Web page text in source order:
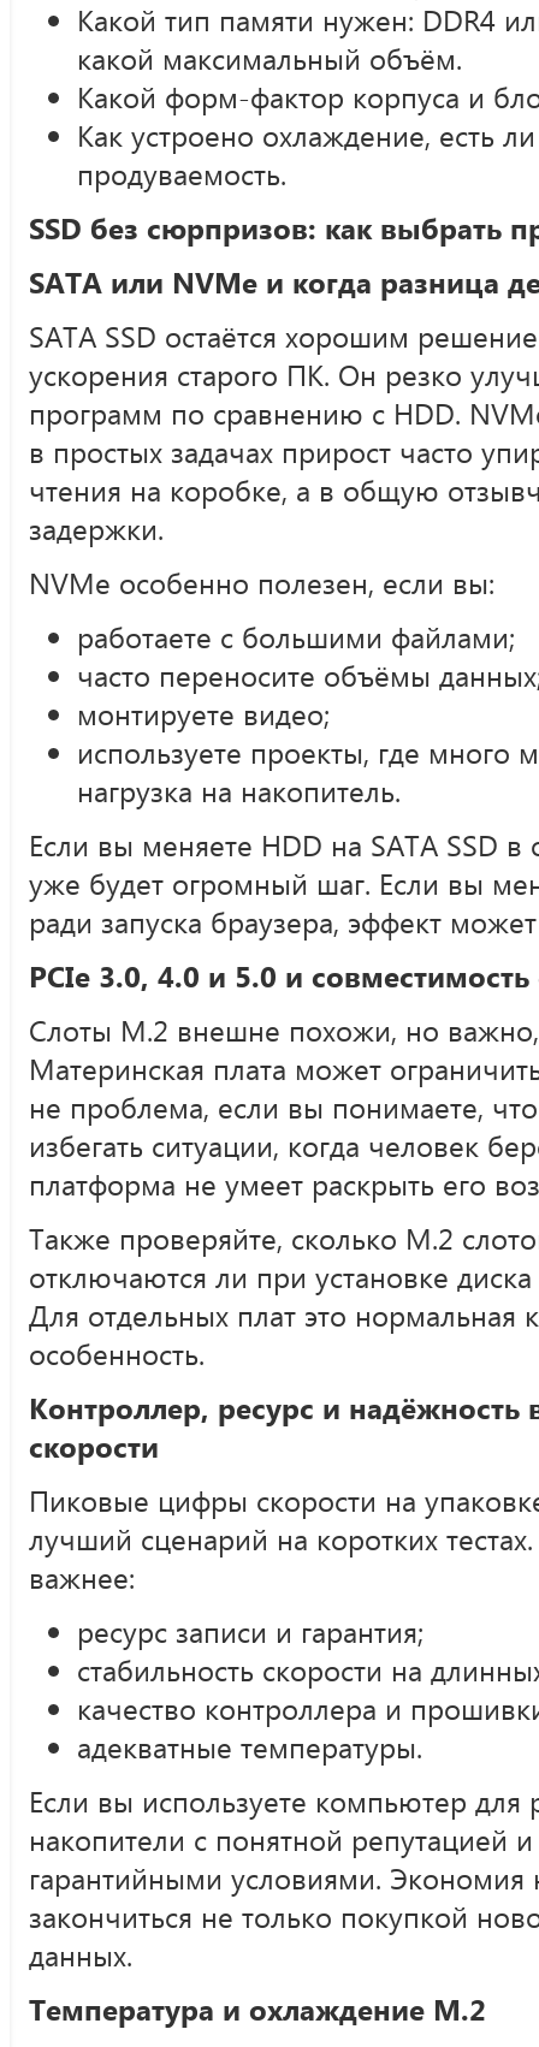
Какой тип памяти нужен: DDR4
какой максимальный объём.
Какой форм-фактор корпуса и
Как устроено охлаждение, есть
продуваемость.
SSD без сюрпризов: как выбрать
SATA или NVMe и когда разница
SATA SSD остаётся хорошим
ускорения старого ПК. Он резко
программ по сравнению с HDD.
в простых задачах прирост часто
чтения на коробке, а в общую
задержки.
NVMe особенно полезен, если вы:
работаете с большими файлами;
часто переносите объёмы
монтируете видео;
используете проекты, где много
нагрузка на накопитель.
Если вы меняете HDD на SATA SSD
уже будет огромный шаг. Если вы
ради запуска браузера, эффект
PCIe 3.0, 4.0 и 5.0 и
Слоты M.2 внешне похожи, но
Материнская плата может
не проблема, если вы понимаете,
избегать ситуации, когда человек
платформа не умеет раскрыть его
Также проверяйте, сколько M.2
отключаются ли при установке
Для отдельных плат это нормальная
особенность.
Контроллер, ресурс и
скорости
Пиковые цифры скорости на
лучший сценарий на коротких
важнее:
ресурс записи и гарантия;
стабильность скорости на
качество контроллера и
адекватные температуры.
Если вы используете компьютер для
накопители с понятной репутацией
гарантийными условиями. Экономия
закончиться не только покупкой
данных.
Температура и охлаждение M.2